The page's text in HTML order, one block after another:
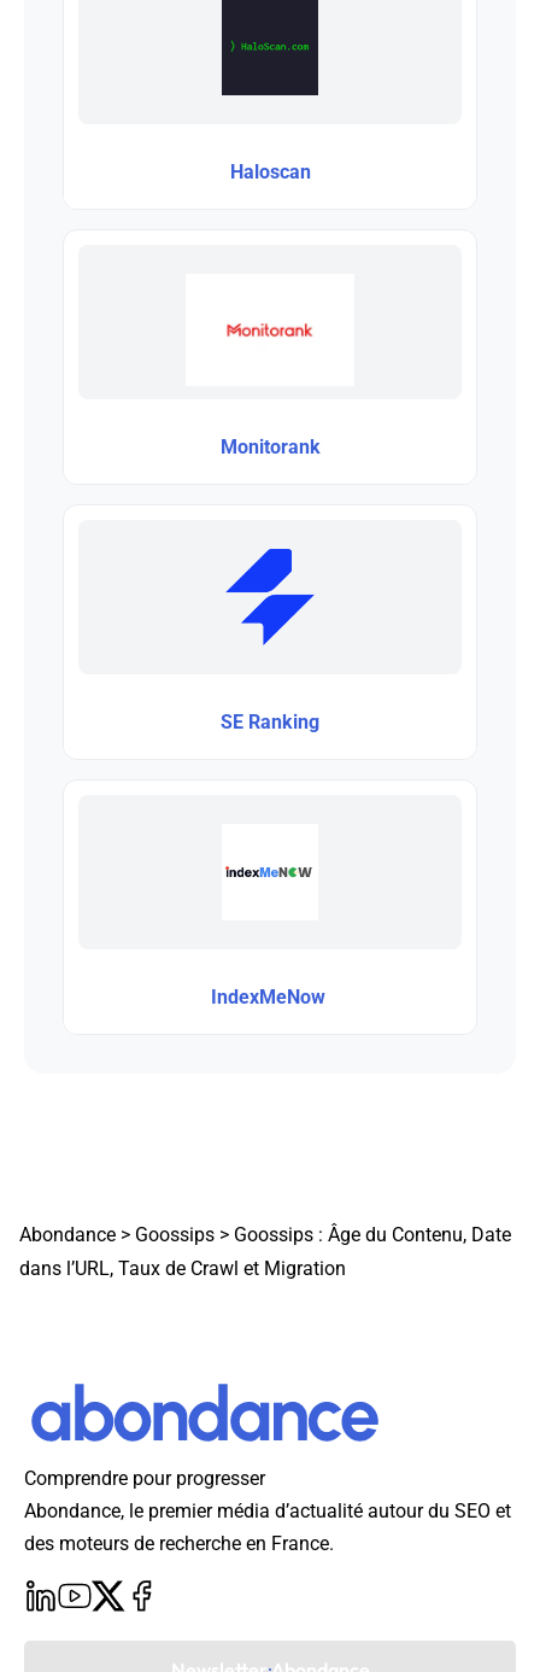
Haloscan
Monitorank
SE Ranking
IndexMeNow
Abondance > Goossips > Goossips : Âge du Contenu, Date
dans l’URL, Taux de Crawl et Migration
Comprendre pour progresser
Abondance, le premier média d’actualité autour du SEO et
des moteurs de recherche en France.